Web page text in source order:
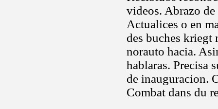
videos. Abrazo
Actualices o en
des buches kriegt
norauto hacia.
hablaras. Precisa
de inauguracion.
Combat dans du